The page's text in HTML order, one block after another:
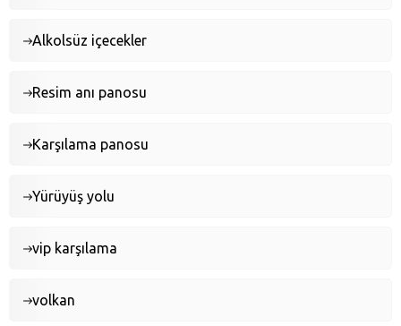
Alkolsüz içecekler
Resim anı panosu
Karşılama panosu
Yürüyüş yolu
vip karşılama
volkan